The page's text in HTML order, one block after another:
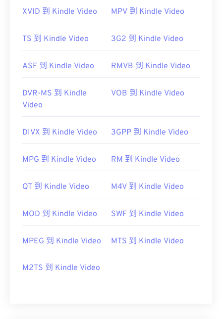
https://docs.microsoft.com/en-us/previous-
versions/windows/desktop/windows-media-
XVID 到 Kindle Video MPV 到 Kindle Video
TS 到 Kindle Video 3G2 到 Kindle Video
ASF 到 Kindle Video RMVB 到 Kindle Video
DVR-MS 到 Kindle
Video
VOB 到 Kindle Video
DIVX 到 Kindle Video 3GPP 到 Kindle Video
MPG 到 Kindle Video RM 到 Kindle Video
QT 到 Kindle Video M4V 到 Kindle Video
MOD 到 Kindle Video SWF 到 Kindle Video
MPEG 到 Kindle Video MTS 到 Kindle Video
M2TS 到 Kindle Video